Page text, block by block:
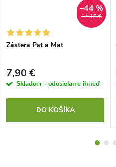
14,18 €
–44 %
Zástera Pat a Mat
7,90 €
Skladom - odosielame ihneď
DO KOŠÍKA